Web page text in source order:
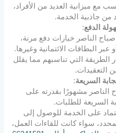
مع ميزانية العديد من الأفراد،
من جاذبية الخدمة.
الدفع:
الناصر خيارات دفع مرنة،
البطاقات الائتمانية وغيرها.
الطريقة التي تناسبهم مما يقلل
التعقيدات.
السريعة:
الناصر مشهورًا بقدرته على
السريعة للطلبات.
على الخدمة للوصول إلى
سواء كانت للقاءات العمل،